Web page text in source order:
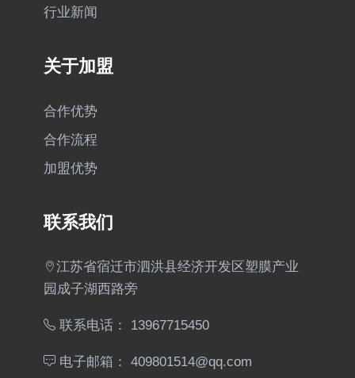
行业新闻
关于加盟
合作优势
合作流程
加盟优势
联系我们
江苏省宿迁市泗洪县经济开发区塑膜产业
园成子湖西路旁
联系电话： 13967715450
电子邮箱： 409801514@qq.com